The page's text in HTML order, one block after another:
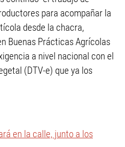
para acompañar la
desde la chacra,
Buenas Prácticas Agrícolas
a nivel nacional con el
(DTV-e) que ya los
en la calle, junto a los